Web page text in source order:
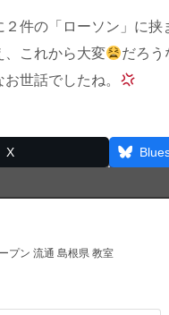
件の「ローソン」に挟
、これから大変
だろう
世話でしたね。
X
プン 流通 島根県 教室